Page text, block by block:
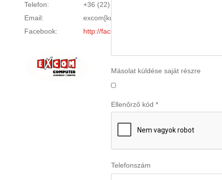
Telefon:
+36 (22) 504 640
Email:
excom[kukac]excom.hu
Facebook:
http://facebook.com/ExcomInformatika
Másolat küldése saját részre
Ellenőrző kód *
Telefonszám